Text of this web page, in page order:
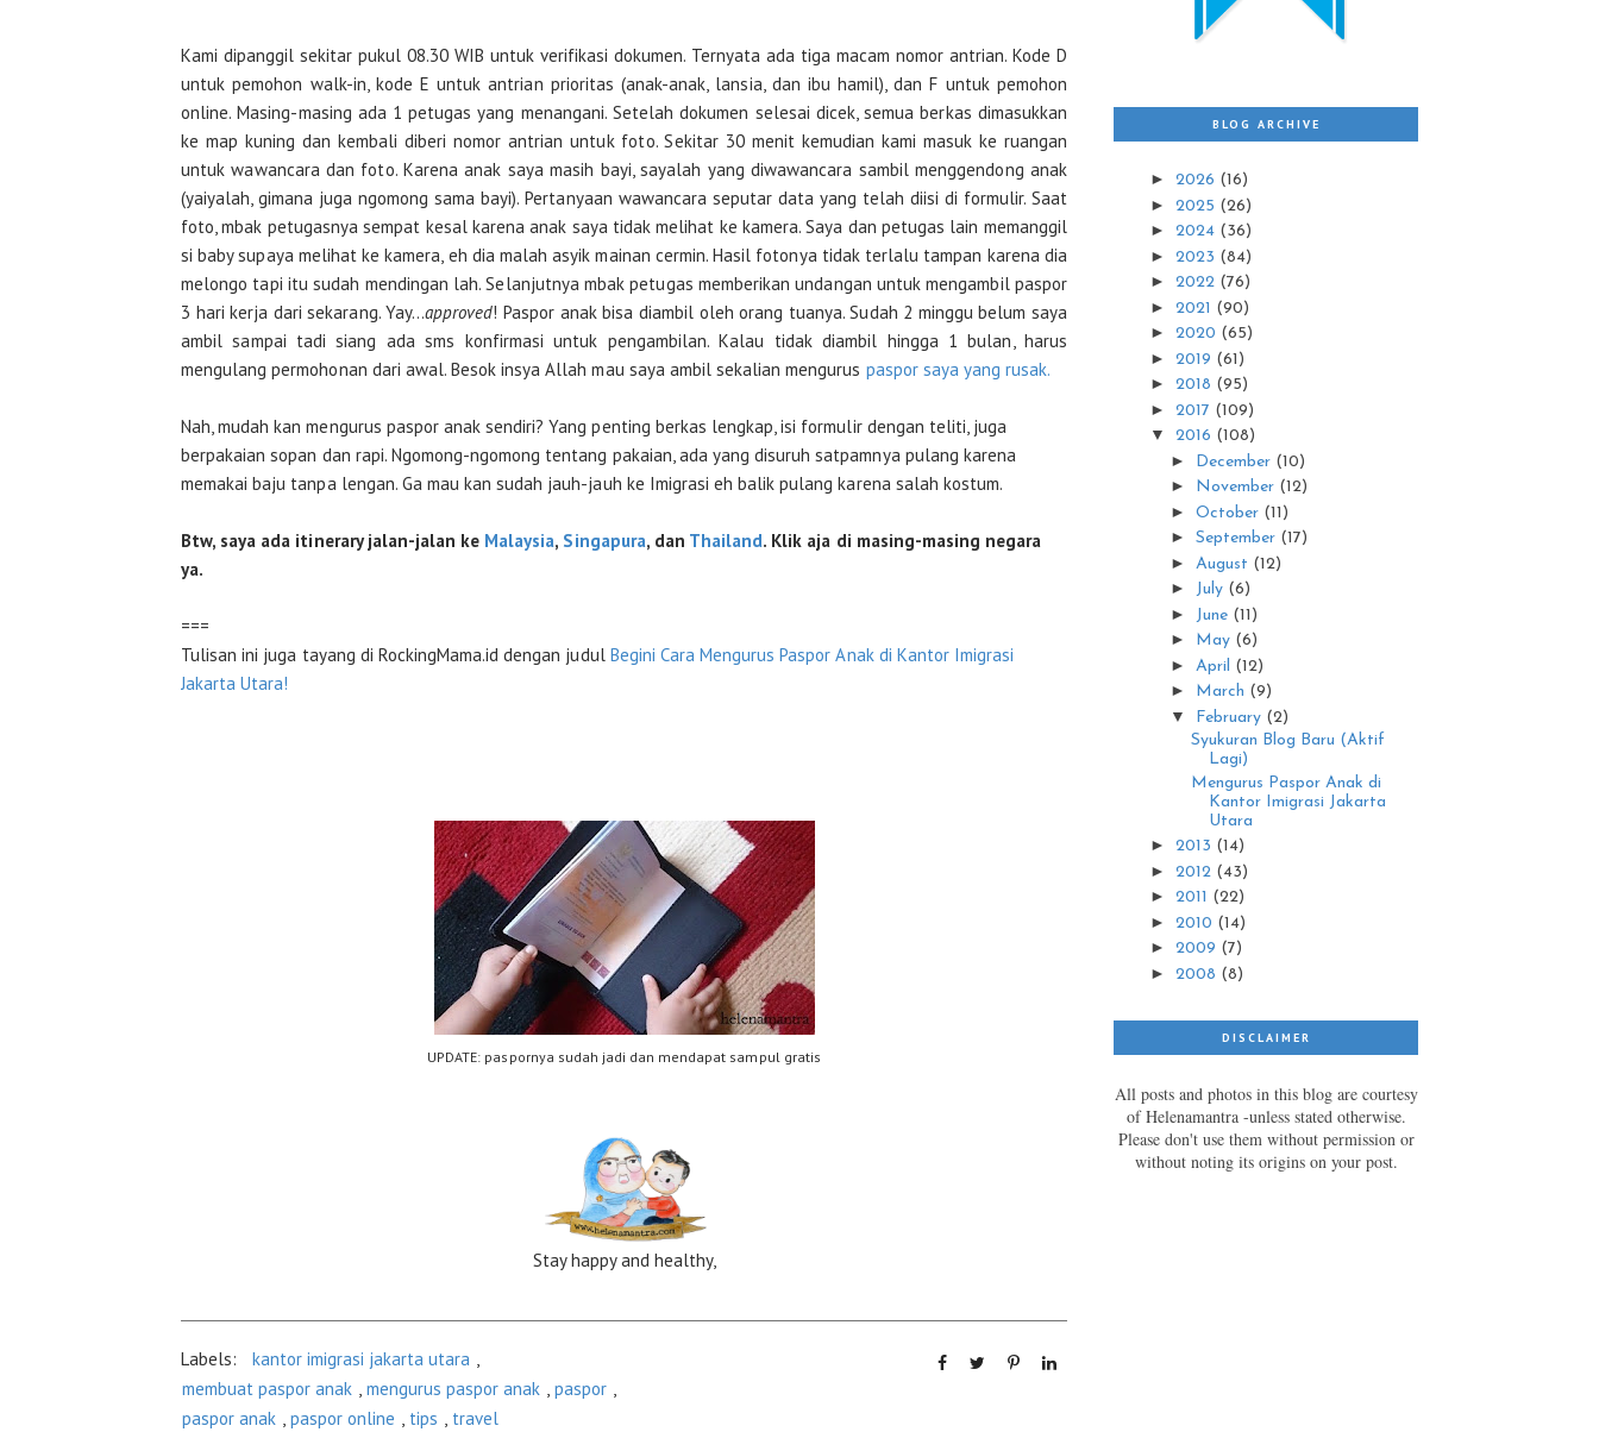
Kami dipanggil sekitar pukul 08.30 WIB untuk verifikasi dokumen. Ternyata ada tiga macam nomor antrian. Kode D
untuk pemohon walk-in, kode E untuk antrian prioritas (anak-anak, lansia, dan ibu hamil), dan F untuk pemohon
online. Masing-masing ada 1 petugas yang menangani. Setelah dokumen selesai dicek, semua berkas dimasukkan
ke map kuning dan kembali diberi nomor antrian untuk foto. Sekitar 30 menit kemudian kami masuk ke ruangan
untuk wawancara dan foto. Karena anak saya masih bayi, sayalah yang diwawancara sambil menggendong anak
(yaiyalah, gimana juga ngomong sama bayi). Pertanyaan wawancara seputar data yang telah diisi di formulir. Saat
foto, mbak petugasnya sempat kesal karena anak saya tidak melihat ke kamera. Saya dan petugas lain memanggil
si baby supaya melihat ke kamera, eh dia malah asyik mainan cermin. Hasil fotonya tidak terlalu tampan karena dia
melongo tapi itu sudah mendingan lah. Selanjutnya mbak petugas memberikan undangan untuk mengambil paspor
3 hari kerja dari sekarang. Yay…approved! Paspor anak bisa diambil oleh orang tuanya. Sudah 2 minggu belum saya
ambil sampai tadi siang ada sms konfirmasi untuk pengambilan. Kalau tidak diambil hingga 1 bulan, harus
mengulang permohonan dari awal. Besok insya Allah mau saya ambil sekalian mengurus paspor saya yang rusak.
Nah, mudah kan mengurus paspor anak sendiri? Yang penting berkas lengkap, isi formulir dengan teliti, juga
berpakaian sopan dan rapi. Ngomong-ngomong tentang pakaian, ada yang disuruh satpamnya pulang karena
memakai baju tanpa lengan. Ga mau kan sudah jauh-jauh ke Imigrasi eh balik pulang karena salah kostum.
Btw, saya ada itinerary jalan-jalan ke Malaysia, Singapura, dan Thailand. Klik aja di masing-masing negara
ya.
===
Tulisan ini juga tayang di RockingMama.id dengan judul Begini Cara Mengurus Paspor Anak di Kantor Imigrasi
Jakarta Utara!
UPDATE: paspornya sudah jadi dan mendapat sampul gratis
Stay happy and healthy,
Labels: kantor imigrasi jakarta utara
membuat paspor anak
mengurus paspor anak paspor
paspor anak
paspor online tips travel
BLOG ARCHIVE
► 2026 (16)
► 2025 (26)
► 2024 (36)
► 2023 (84)
► 2022 (76)
► 2021 (90)
► 2020 (65)
► 2019 (61)
► 2018 (95)
► 2017 (109)
▼ 2016 (108)
► December (10)
► November (12)
► October (11)
► September (17)
► August (12)
► July (6)
► June (11)
► May (6)
► April (12)
► March (9)
▼ February (2)
Syukuran Blog Baru (Aktif
Lagi)
Mengurus Paspor Anak di
Kantor Imigrasi Jakarta
Utara
► 2013 (14)
► 2012 (43)
► 2011 (22)
► 2010 (14)
► 2009 (7)
► 2008 (8)
DISCLAIMER
All posts and photos in this blog are courtesy
of Helenamantra -unless stated otherwise.
Please don't use them without permission or
without noting its origins on your post.